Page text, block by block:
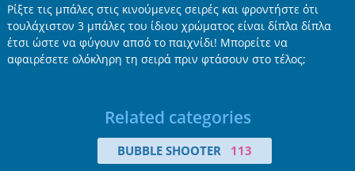
Ρίξτε τις μπάλες στις κινούμενες σειρές και φροντήστε ότι
τουλάχιστον 3 μπάλες του ίδιου χρώματος είναι δίπλα δίπλα
έτσι ώστε να φύγουν απσό το παιχνίδι! Μπορείτε να
αφαιρέσετε ολόκληρη τη σειρά πριν φτάσουν στο τέλος;
Related categories
BUBBLE SHOOTER 113